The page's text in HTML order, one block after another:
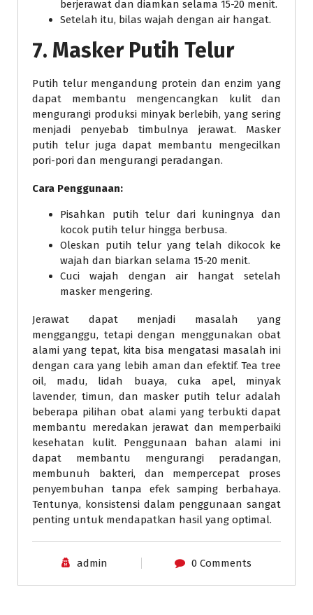
berjerawat dan diamkan selama 15-20 menit.
Setelah itu, bilas wajah dengan air hangat.
7. Masker Putih Telur
Putih telur mengandung protein dan enzim yang
dapat membantu mengencangkan kulit dan
mengurangi produksi minyak berlebih, yang sering
menjadi penyebab timbulnya jerawat. Masker
putih telur juga dapat membantu mengecilkan
pori-pori dan mengurangi peradangan.
Cara Penggunaan:
Pisahkan putih telur dari kuningnya dan
kocok putih telur hingga berbusa.
Oleskan putih telur yang telah dikocok ke
wajah dan biarkan selama 15-20 menit.
Cuci wajah dengan air hangat setelah
masker mengering.
Jerawat dapat menjadi masalah yang
mengganggu, tetapi dengan menggunakan obat
alami yang tepat, kita bisa mengatasi masalah ini
dengan cara yang lebih aman dan efektif. Tea tree
oil, madu, lidah buaya, cuka apel, minyak
lavender, timun, dan masker putih telur adalah
beberapa pilihan obat alami yang terbukti dapat
membantu meredakan jerawat dan memperbaiki
kesehatan kulit. Penggunaan bahan alami ini
dapat membantu mengurangi peradangan,
membunuh bakteri, dan mempercepat proses
penyembuhan tanpa efek samping berbahaya.
Tentunya, konsistensi dalam penggunaan sangat
penting untuk mendapatkan hasil yang optimal.
admin 0 Comments